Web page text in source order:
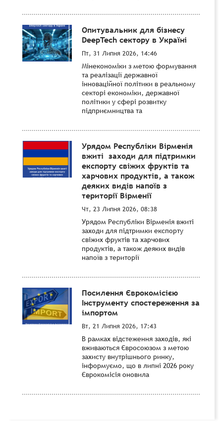
Опитувальник для бізнесу
DeepTech сектору в Україні
Пт, 31 Липня 2026, 14:46
Мінекономіки з метою формування
та реалізації державної
інноваційної політики в реальному
секторі економіки, державної
політики у сфері розвитку
підприємництва та
Урядом Республіки Вірменія
вжиті заходи для підтримки
експорту свіжих фруктів та
харчових продуктів, а також
деяких видів напоїв з
території Вірменії
Чт, 23 Липня 2026, 08:38
Урядом Республіки Вірменія вжиті
заходи для підтримки експорту
свіжих фруктів та харчових
продуктів, а також деяких видів
напоїв з території
Посилення Єврокомісією
Інструменту спостереження за
імпортом
Вт, 21 Липня 2026, 17:43
В рамках відстеження заходів, які
вживаються Євросоюзом з метою
захисту внутрішнього ринку,
інформуємо, що в липні 2026 року
Єврокомісія оновила